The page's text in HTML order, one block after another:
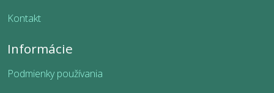
Kontakt
Informácie
Podmienky používania